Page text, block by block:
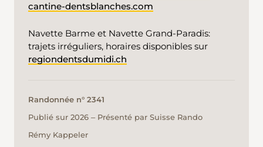
cantine-dentsblanches.com
Navette Barme et Navette Grand-Paradis:
trajets irréguliers, horaires disponibles sur
regiondentsdumidi.ch
Randonnée n° 2341
Publié sur 2026 ‒ Présenté par Suisse Rando
Rémy Kappeler